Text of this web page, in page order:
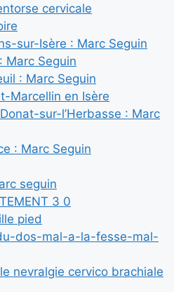
cervicale
sur-Isère : Marc Seguin
Marc Seguin
: Marc Seguin
Marcellin en Isère
sur-l’Herbasse : Marc
: Marc Seguin
seguin
3 0
pied
dos-mal-a-la-fesse-mal-
nevralgie cervico brachiale